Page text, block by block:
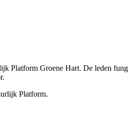
Platform Groene Hart. De leden
Platform.